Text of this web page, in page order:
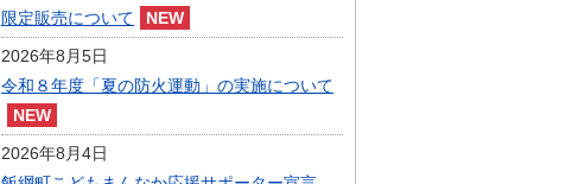
届出・証明・法
令・規制
企業の税金
入札・契約
指定管理者制度
限定販売について
2026年8月5日
令和８年度「夏の防火運動」の実施について
2026年8月4日